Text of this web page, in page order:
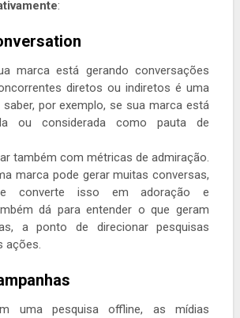
:
marca está gerando conversações
diretos ou indiretos é uma
por exemplo, se sua marca está
ou considerada como pauta de
também com métricas de admiração.
marca pode gerar muitas conversas,
converte isso em adoração e
dá para entender o que geram
a ponto de direcionar pesquisas
ações.
uma pesquisa offline, as mídias